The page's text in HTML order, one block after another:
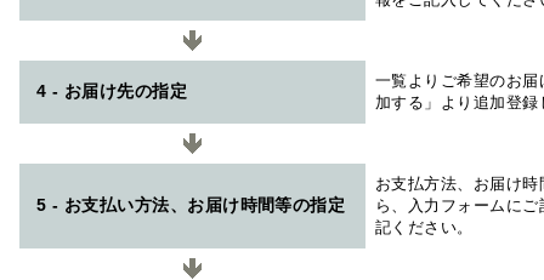
4 - お届け先の指定
一覧よりご希望のお
加する」より追加登
5 - お支払い方法、お届け時間等の指定
お支払方法、お届け
ら、入力フォームに
記ください。